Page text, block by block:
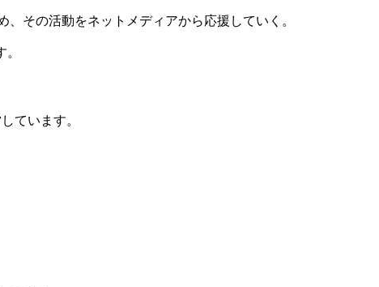
その活動をネットメディアから応援していく。
ています。